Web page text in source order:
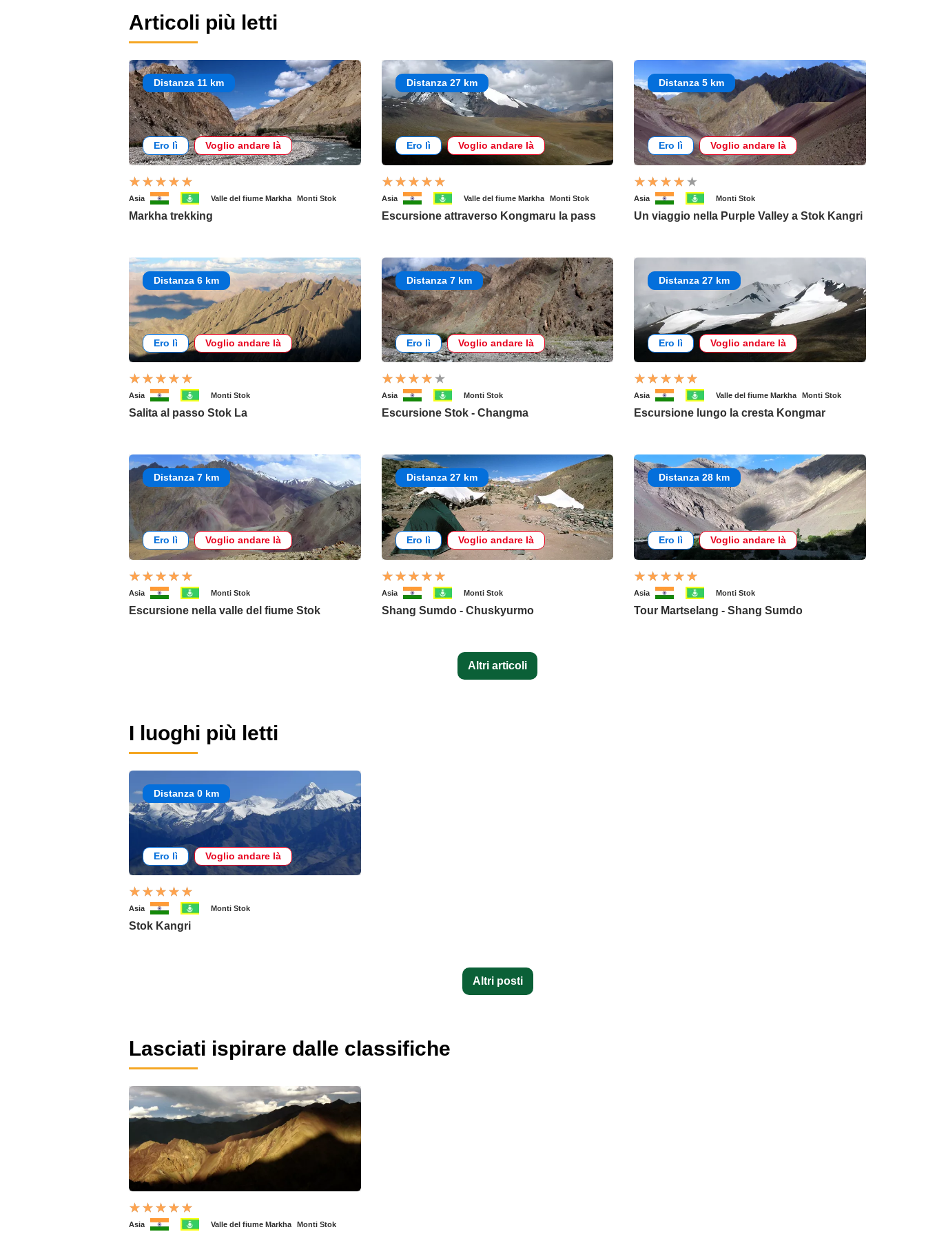
Articoli più letti
Distanza 11 km
Ero lì Voglio andare là
Asia Valle del fiume Markha Monti Stok
Markha trekking
Distanza 27 km
Ero lì Voglio andare là
Asia Valle del fiume Markha Monti Stok
Escursione attraverso Kongmaru la pass
Distanza 5 km
Ero lì Voglio andare là
Asia Monti Stok
Un viaggio nella Purple Valley a Stok Kangri
Distanza 6 km
Ero lì Voglio andare là
Asia Monti Stok
Salita al passo Stok La
Distanza 7 km
Ero lì Voglio andare là
Asia Monti Stok
Escursione Stok - Changma
Distanza 27 km
Ero lì Voglio andare là
Asia Valle del fiume Markha Monti Stok
Escursione lungo la cresta Kongmar
Distanza 7 km
Ero lì Voglio andare là
Asia Monti Stok
Escursione nella valle del fiume Stok
Distanza 27 km
Ero lì Voglio andare là
Asia Monti Stok
Shang Sumdo - Chuskyurmo
Distanza 28 km
Ero lì Voglio andare là
Asia Monti Stok
Tour Martselang - Shang Sumdo
Altri articoli
I luoghi più letti
Distanza 0 km
Ero lì Voglio andare là
Asia Monti Stok
Stok Kangri
Altri posti
Lasciati ispirare dalle classifiche
Asia Valle del fiume Markha Monti Stok